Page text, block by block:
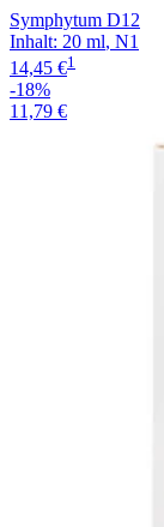
Symphytum D12
Inhalt: 20 ml, N1
14,45 €1
-18%
11,79 €